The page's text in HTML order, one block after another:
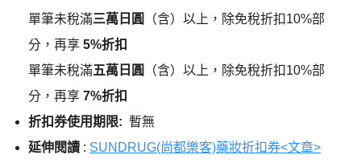
單筆未稅滿三萬日圓
（含）以上，除免稅折扣10%部
分，再享 5%折扣
單筆未稅滿五萬日圓
（含）以上，除免稅折扣10%部
分，再享 7%折扣
折扣券使用期限: 暫無
延伸閱讀 : SUNDRUG(尚都樂客)藥妝折扣券<文章>